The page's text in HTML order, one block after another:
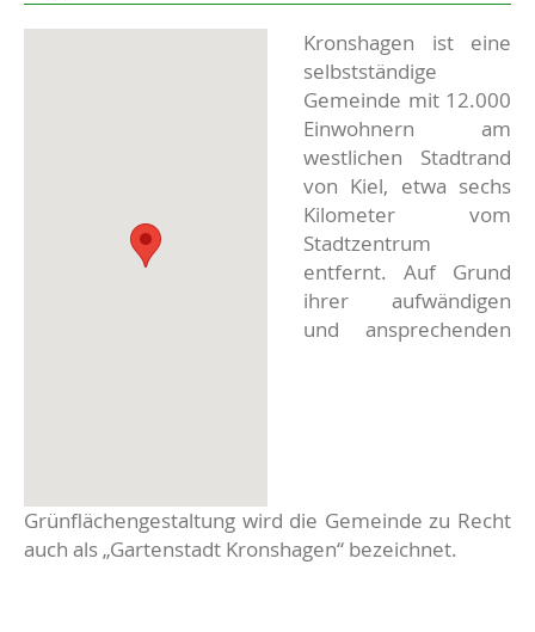
Kronshagen ist eine
selbstständige
Gemeinde mit 12.000
Einwohnern am
westlichen Stadtrand
von Kiel, etwa sechs
Kilometer vom
Stadtzentrum
entfernt. Auf Grund
ihrer aufwändigen
und ansprechenden
Grünflächengestaltung wird die Gemeinde zu Recht
auch als „Gartenstadt Kronshagen“ bezeichnet.